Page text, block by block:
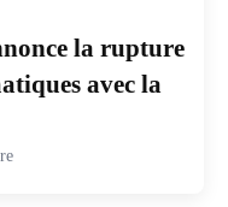
la rupture
avec la